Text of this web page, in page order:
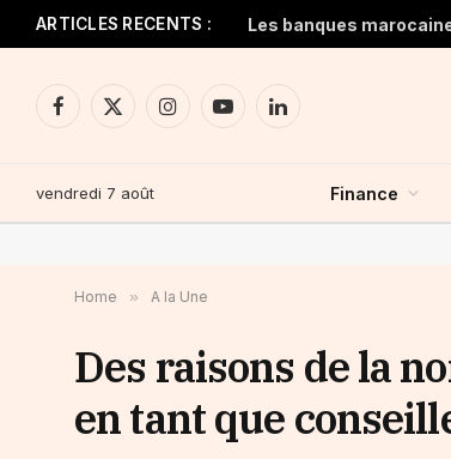
ARTICLES RECENTS :
Facebook
X
InstagramYouTubeLinkedIn
vendredi 7 août Finance
Home » A la Une
Des raisons de la
en tant que